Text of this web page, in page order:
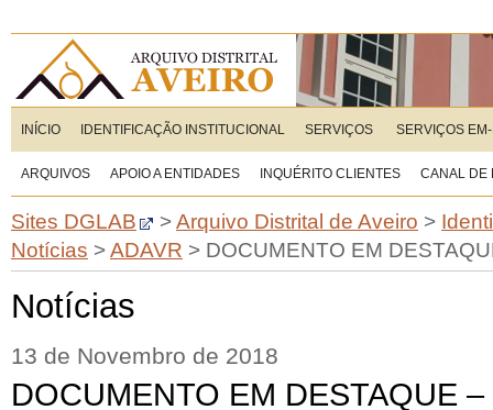
INÍCIO IDENTIFICAÇÃO INSTITUCIONAL SERVIÇOS SERVIÇOS
ARQUIVOS APOIO A ENTIDADES INQUÉRITO CLIENTES CANAL DE
Sites DGLAB >Arquivo Distrital de Aveiro >
Notícias >ADAVR > DOCUMENTO EM
Notícias
13 de Novembro de 2018
DOCUMENTO EM DESTAQUE